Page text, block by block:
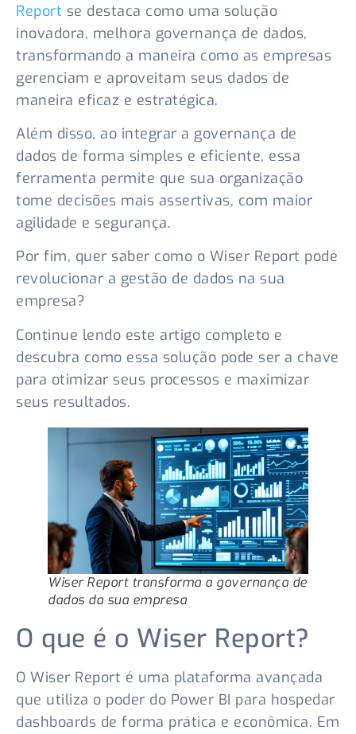
Report se destaca como uma solução
inovadora, melhora governança de dados,
transformando a maneira como as empresas
gerenciam e aproveitam seus dados de
maneira eficaz e estratégica.
Além disso, ao integrar a governança de
dados de forma simples e eficiente, essa
ferramenta permite que sua organização
tome decisões mais assertivas, com maior
agilidade e segurança.
Por fim, quer saber como o Wiser Report pode
revolucionar a gestão de dados na sua
empresa?
Continue lendo este artigo completo e
descubra como essa solução pode ser a chave
para otimizar seus processos e maximizar
seus resultados.
Wiser Report transforma a governança de
dados da sua empresa
O que é o Wiser Report?
O Wiser Report é uma plataforma avançada
que utiliza o poder do Power BI para hospedar
dashboards de forma prática e econômica. Em